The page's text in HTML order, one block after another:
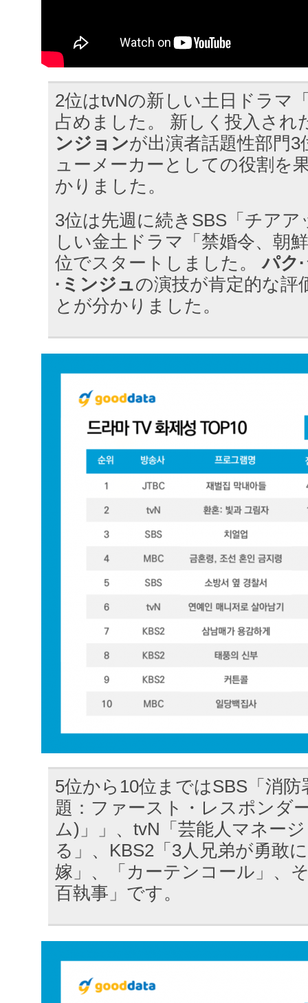
2位はtvNの新しい土日ドラマ
占めました。 新しく投入され
ンジョンが出演者話題性部門
ューメーカーとしての役割を
かりました。
3位は先週に続きSBS「チア
しい金土ドラマ「禁婚令、朝
位でスタートしました。パク
·ミンジュの演技が肯定的な評
とが分かりました。
5位から10位まではSBS「消
題：ファースト・レスポンダ
ム)」」、tvN「芸能人マネー
る」、KBS2「3人兄弟が勇敢
嫁」、「カーテンコール」、
百執事」です。